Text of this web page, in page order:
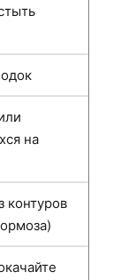
на
контуров